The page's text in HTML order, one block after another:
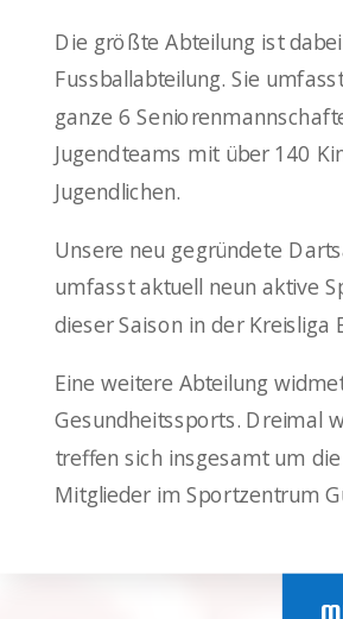
Die größte Abteilung ist
Fussballabteilung. Sie
ganze 6
Jugendteams mit über 140
Jugendlichen.
Unsere neu gegründete
umfasst aktuell neun aktive
dieser Saison in der Kreisliga
Eine weitere Abteilung
Gesundheitssports. Dreimal
treffen sich insgesamt um
Mitglieder im Sportzentrum